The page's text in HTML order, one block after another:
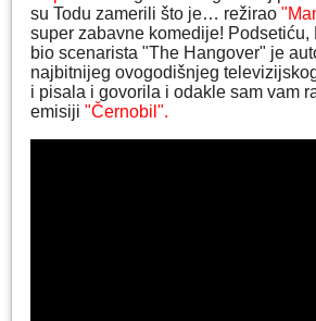
su Todu zamerili što je… režirao
super zabavne komedije!
bio scenarista "The Hangover" je
najbitnijeg ovogodišnjeg
i pisala i govorila i odakle sam vam
emisiji "Černobil".